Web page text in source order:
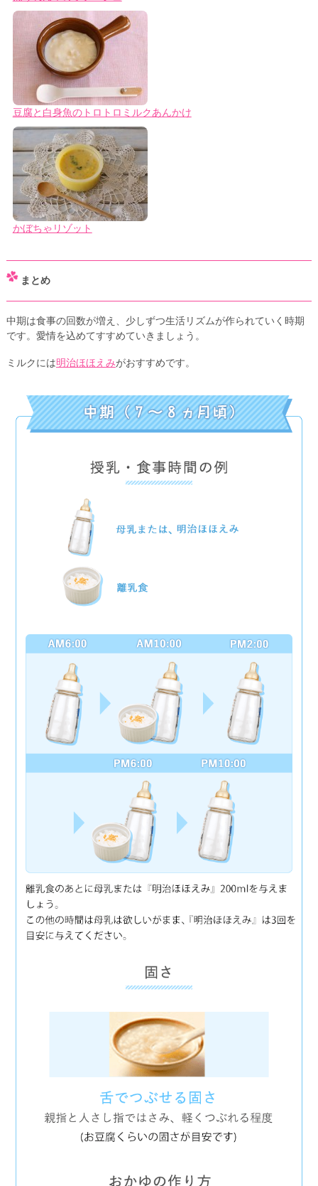
豆腐と白身魚のトロトロミルクあんかけ
かぼちゃリゾット
まとめ
中期は食事の回数が増え、少しずつ生活リズムが作られていく時期
です。愛情を込めてすすめていきましょう。
ミルクには明治ほほえみがおすすめです。